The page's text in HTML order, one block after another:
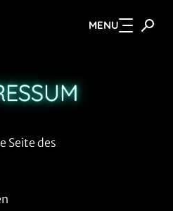
MENU
Seite des